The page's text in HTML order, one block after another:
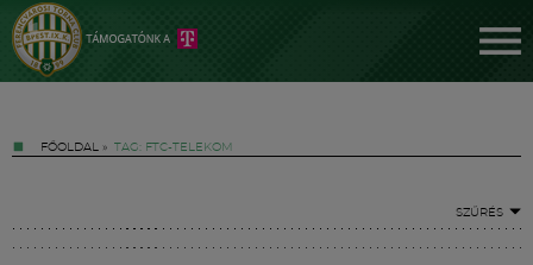
FŐOLDAL » TAG: FTC-TELEKOM
SZŰRÉS